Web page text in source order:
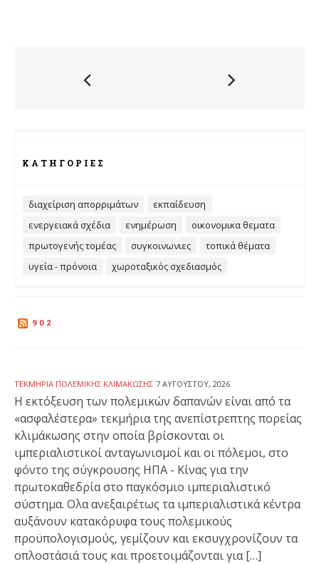
ΚΑΤΗΓΟΡΊΕΣ
διαχείριση απορριμάτων
εκπαίδευση
ενεργειακά σχέδια
ενημέρωση
οικονομικα θεματα
πρωτογενής τομέας
συγκοινωνιες
τοπικά θέματα
υγεία - πρόνοια
χωροταξικός σχεδιασμός
902
ΤΕΚΜΉΡΙΑ ΠΟΛΕΜΙΚΉΣ ΚΛΙΜΆΚΩΣΗΣ 7 ΑΥΓΟΎΣΤΟΥ, 2026
Η εκτόξευση των πολεμικών δαπανών είναι από τα
«ασφαλέστερα» τεκμήρια της ανεπίστρεπτης πορείας
κλιμάκωσης στην οποία βρίσκονται οι
ιμπεριαλιστικοί ανταγωνισμοί και οι πόλεμοι, στο
φόντο της σύγκρουσης ΗΠΑ - Κίνας για την
πρωτοκαθεδρία στο παγκόσμιο ιμπεριαλιστικό
σύστημα. Ολα ανεξαιρέτως τα ιμπεριαλιστικά κέντρα
αυξάνουν κατακόρυφα τους πολεμικούς
προϋπολογισμούς, γεμίζουν και εκσυγχρονίζουν τα
οπλοστάσιά τους και προετοιμάζονται για […]